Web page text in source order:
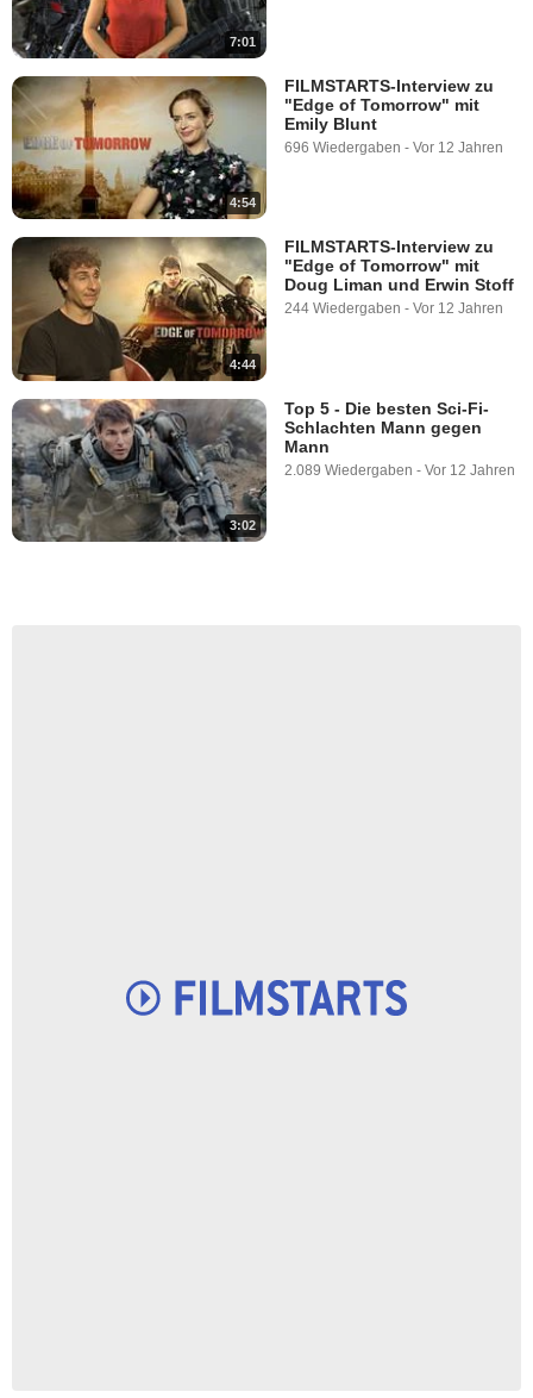
7:01
4:54
FILMSTARTS-Interview zu
"Edge of Tomorrow" mit
Emily Blunt
696 Wiedergaben - Vor 12 Jahren
4:44
FILMSTARTS-Interview zu
"Edge of Tomorrow" mit
Doug Liman und Erwin Stoff
244 Wiedergaben - Vor 12 Jahren
3:02
Top 5 - Die besten Sci-Fi-
Schlachten Mann gegen
Mann
2.089 Wiedergaben - Vor 12 Jahren